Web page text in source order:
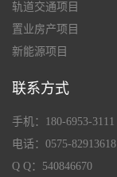
轨道交通项目
置业房产项目
新能源项目
联系方式
手机：180-6953-3111
电话：0575-82913618
Q Q：540846670